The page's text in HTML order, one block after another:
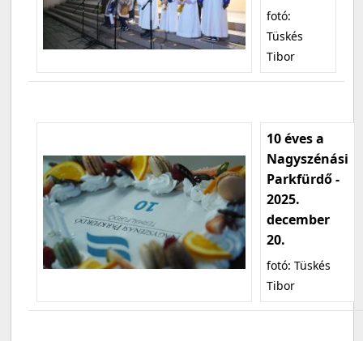
fotó:
Tüskés
Tibor
10 éves a
Nagyszénási
Parkfürdő -
2025.
december
20.
fotó: Tüskés
Tibor